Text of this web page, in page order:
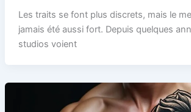
Les traits se font plus discrets, mais le
jamais été aussi fort. Depuis quelques
studios voient